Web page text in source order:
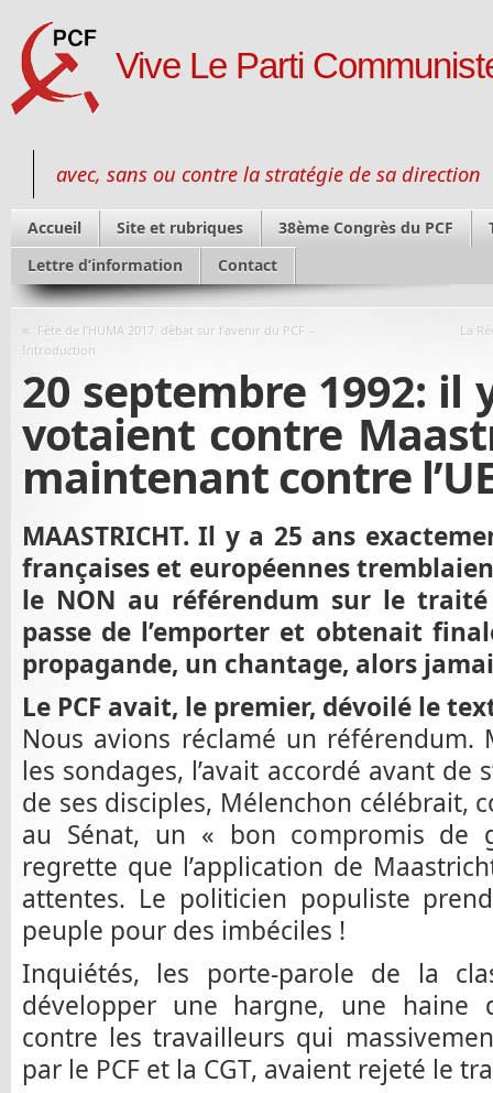
Vive Le Parti
avec, sans ou contre la stratégie de sa direction
Accueil Site et rubriques 38ème Congrès du PCF
Lettre d’information
Contact
« Fête de l’HUMA 2017: débat sur l’avenir du PCF –
Introduction
La
20 septembre 1992: il
votaient contre
maintenant contre
MAASTRICHT. Il y a 25 ans
françaises et européennes
le NON au référendum sur le
passe de l’emporter et obtenait
propagande, un chantage, alors
Le PCF avait, le premier, dévoilé le
Nous avions réclamé un référendum.
les sondages, l’avait accordé avant de
de ses disciples, Mélenchon célébrait,
au Sénat, un « bon compromis de
regrette que l’application de
attentes. Le politicien populiste
peuple pour des imbéciles !
Inquiétés, les porte-parole de la
développer une hargne, une haine
contre les travailleurs qui
par le PCF et la CGT, avaient rejeté le